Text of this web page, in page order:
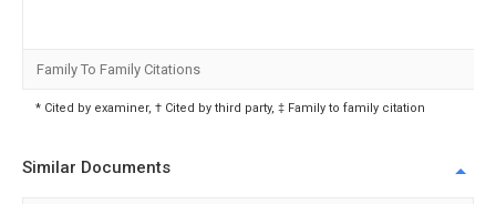
Family To Family Citations
* Cited by examiner, † Cited by third party, ‡ Family to family citation
Similar Documents